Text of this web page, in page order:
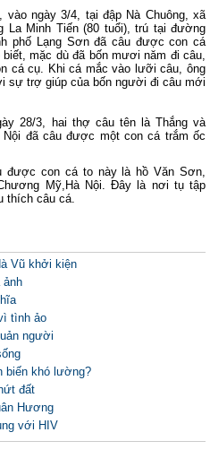
vào ngày 3/4, tại đập Nà Chuông, xã
La Minh Tiến (80 tuổi), trú tại đường
phố Lạng Sơn đã câu được con cá
mặc dù đã bốn mươi năm đi câu,
cá cụ. Khi cá mắc vào lưỡi câu, ông
sự trợ giúp của bốn người đi câu mới
28/3, hai thợ câu tên là Thắng và
đã câu được một con cá trắm ốc
được con cá to này là hồ Văn Sơn,
Mỹ,Hà Nội. Đây là nơi tụ tập
thích câu cá.
Vũ khởi kiện
ảnh
tình ảo
người
biến khó lường?
đất
Hương
với HIV